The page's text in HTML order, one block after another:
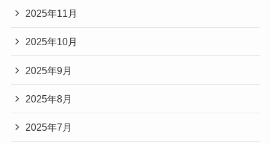
2025年11月
2025年10月
2025年9月
2025年8月
2025年7月